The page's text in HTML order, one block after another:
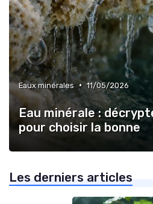
Eaux minérales • 11/05/2026
Eau minérale :
pour choisir la bonne
Les derniers articles